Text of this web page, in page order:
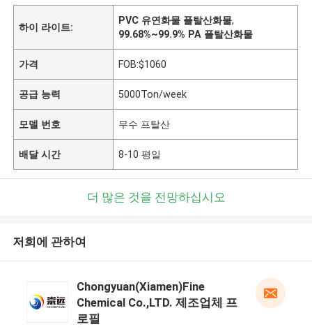
하이 라이트:
PVC 유연화물 플탈산화물,
99.68%~99.9% PA 플탈산화물
가격 FOB:$1060
공급 능력 5000Ton/week
모델 번호 무수 프탈산
배달 시간 8-10 평일
더 많은 것을 전망하십시오
저희에 관하여
Chongyuan(Xiamen)Fine
Chemical Co.,LTD. 제조업체 프
로필